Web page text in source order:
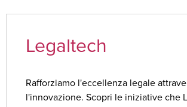
Legaltech
Rafforziamo l'eccellenza legale
l'innovazione. Scopri le iniziative che